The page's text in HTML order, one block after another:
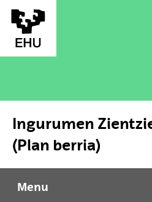
Skip to Main Content
Ingurumen
(Plan berria)
Ingurumen Zientzietako
Menu